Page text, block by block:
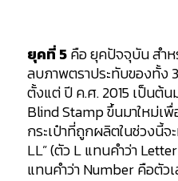
ยุคที่ 5คือ ยุคปัจจุบัน สำ
ลบภาพตราประทับของทั้ง
ตั้งแต่ ปี ค.ศ. 2015 เป็นต้น
Blind Stamp ขึ้นมาใหม่เ
กระเป๋าที่ถูกผลิตในช่วงนี้จ
LL” (ตัว L แทนคำว่า
แทนคำว่า Number คือตัว